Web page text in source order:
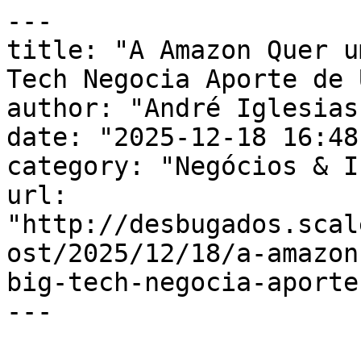
---
title: "A Amazon Quer
Tech Negocia Aporte de
author: "André
date: "2025-12-18
category: "Negócios &
url:
"http://
ost/2025/12/18/a-
big-tech-negocia-
---